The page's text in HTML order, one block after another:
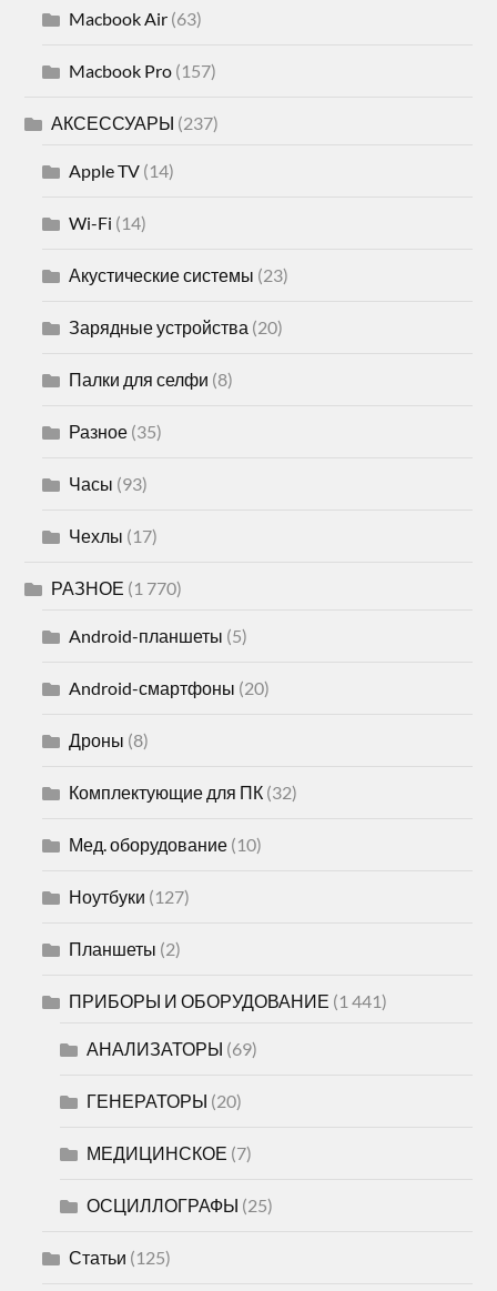
Macbook Air (63)
Macbook Pro (157)
АКСЕССУАРЫ (237)
Apple TV (14)
Wi-Fi (14)
Акустические системы (23)
Зарядные устройства (20)
Палки для селфи (8)
Разное (35)
Часы (93)
Чехлы (17)
РАЗНОЕ (1 770)
Android-планшеты (5)
Android-смартфоны (20)
Дроны (8)
Комплектующие для ПК (32)
Мед. оборудование (10)
Ноутбуки (127)
Планшеты (2)
ПРИБОРЫ И ОБОРУДОВАНИЕ (1 441)
АНАЛИЗАТОРЫ (69)
ГЕНЕРАТОРЫ (20)
МЕДИЦИНСКОЕ (7)
ОСЦИЛЛОГРАФЫ (25)
Статьи (125)